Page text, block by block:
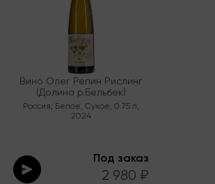
Вино Олег Репин Рислинг
(Долина р.Бельбек)
Россия, Белое, Сухое, 0.75 л,
2024
Под заказ
2 980 ₽